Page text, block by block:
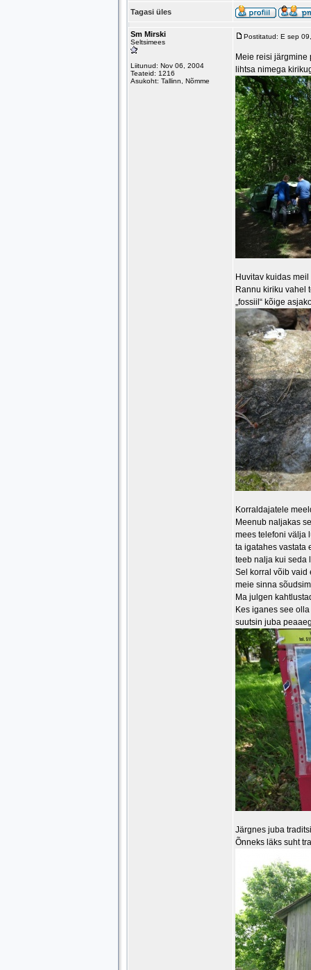
Tagasi üles
Sm Mirski
Seltsimees
Liitunud: Nov 06, 2004
Teateid: 1216
Asukoht: Tallinn, Nõmme
Postitatud: E sep
Meie reisi järgmine
lihtsa nimega
Huvitav kuidas
Rannu kiriku vahel
„fossiil“ kõige
Korraldajatele
Meenub naljakas
mees telefoni välja
ta igatahes vastata
teeb nalja kui seda
Sel korral võib vaid
meie sinna
Ma julgen
Kes iganes see
suutsin juba
Järgnes juba
Õnneks läks suht